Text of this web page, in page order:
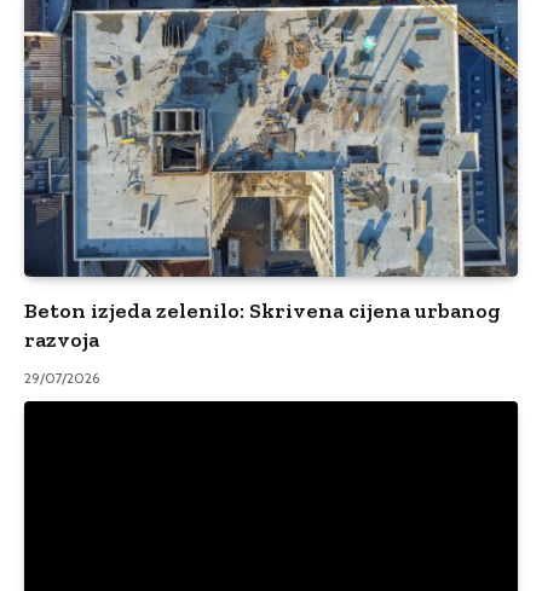
Beton izjeda zelenilo: Skrivena cijena urbanog
razvoja
29/07/2026